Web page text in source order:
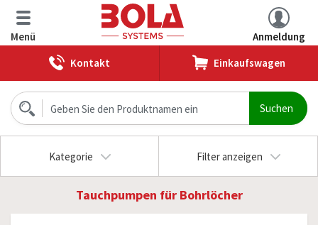
Menü
Anmeldung
Kontakt
Einkaufswagen
Kategorie Filter anzeigen
Tauchpumpen für Bohrlöcher